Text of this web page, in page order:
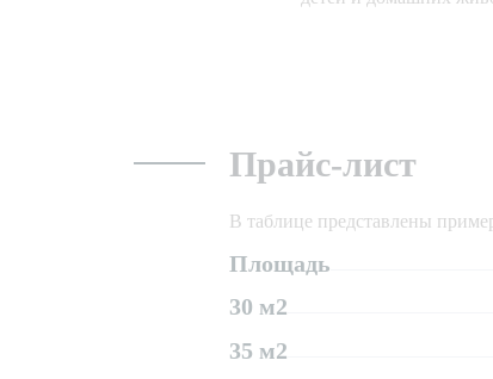
Прайс-лист
В таблице представлены
Площадь
30 м2
35 м2